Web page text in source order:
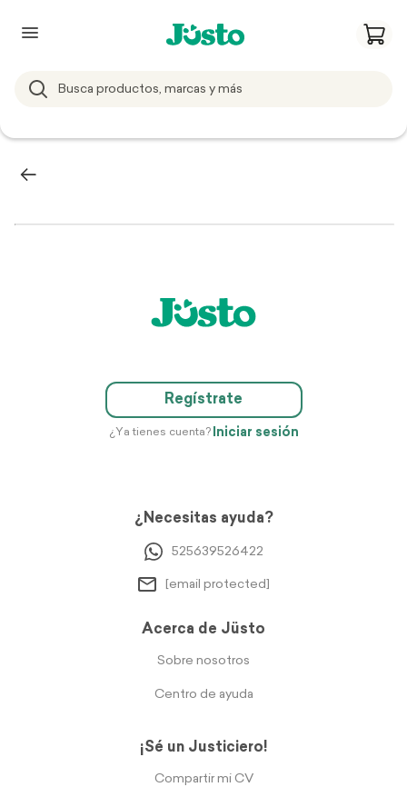
Regístrate
¿Ya tienes cuenta? Iniciar sesión
¿Necesitas ayuda?
525639526422
[email protected]
Acerca de Jüsto
Sobre nosotros
Centro de ayuda
¡Sé un Justiciero!
Compartir mi CV